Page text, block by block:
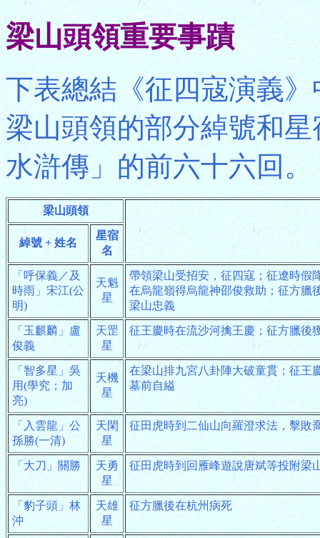
梁山頭領重要事蹟
下表總結《征四寇演義
梁山頭領的部分綽號和
水滸傳」的前六十六回。
梁山頭領
綽號 + 姓名
星宿
名
「呼保義／及
時雨」宋江(公
明)
天魁
星
帶領梁山受招安，征四寇；征遼時假
在烏龍嶺得烏龍神邵俊救助；征方臘
梁山忠義
「玉麒麟」盧
俊義
天罡
星
征王慶時在流沙河擒王慶；征方臘後
「智多星」吳
用(學究；加
亮)
天機
星
在梁山排九宮八卦陣大破童貫；征王
墓前自縊
「入雲龍」公
孫勝(一清)
天閑
星
征田虎時到二仙山向羅澄求法，擊敗
「大刀」關勝
天勇
星
征田虎時到回雁峰遊說唐斌等投附梁
「豹子頭」林
沖
天雄
星
征方臘後在杭州病死